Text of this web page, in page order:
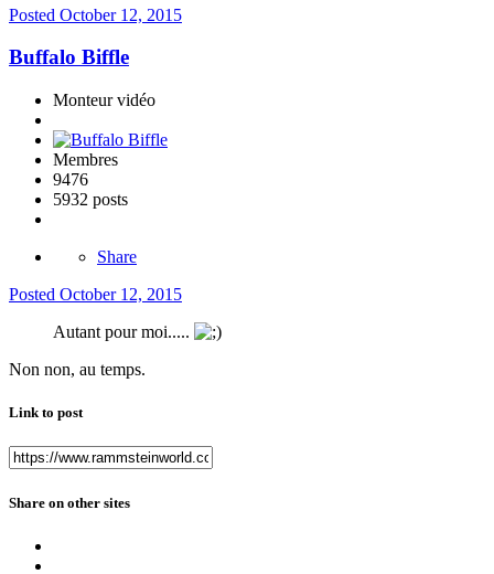
Posted October 12, 2015
Buffalo Biffle
Monteur vidéo
Membres
9476
5932 posts
Share
Posted October 12, 2015
Autant pour moi.....
Non non, au temps.
Link to post
Share on other sites